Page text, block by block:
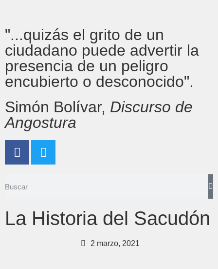
"...quizás el grito de un
ciudadano puede advertir la
presencia de un peligro
encubierto o desconocido".
Simón Bolívar, Discurso de
Angostura
La Historia del Sacudón
2 marzo, 2021